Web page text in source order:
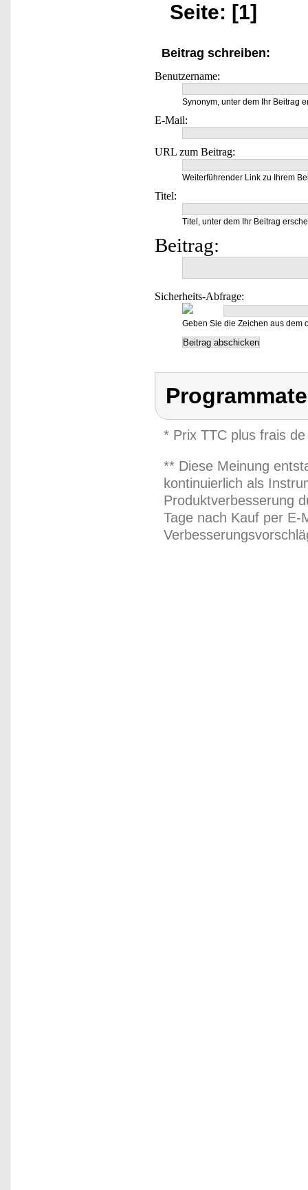
Seite: [1]
Beitrag schreiben:
Benutzername:
Synonym, unter dem Ihr Beitrag
E-Mail:
URL zum Beitrag:
Weiterführender Link zu Ihrem
Titel:
Titel, unter dem Ihr Beitrag
Beitrag:
Sicherheits-Abfrage:
Geben Sie die Zeichen aus dem
* Prix TTC plus frais
** Diese Meinung
kontinuierlich als
Produktverbesserung
Tage nach Kauf per E-